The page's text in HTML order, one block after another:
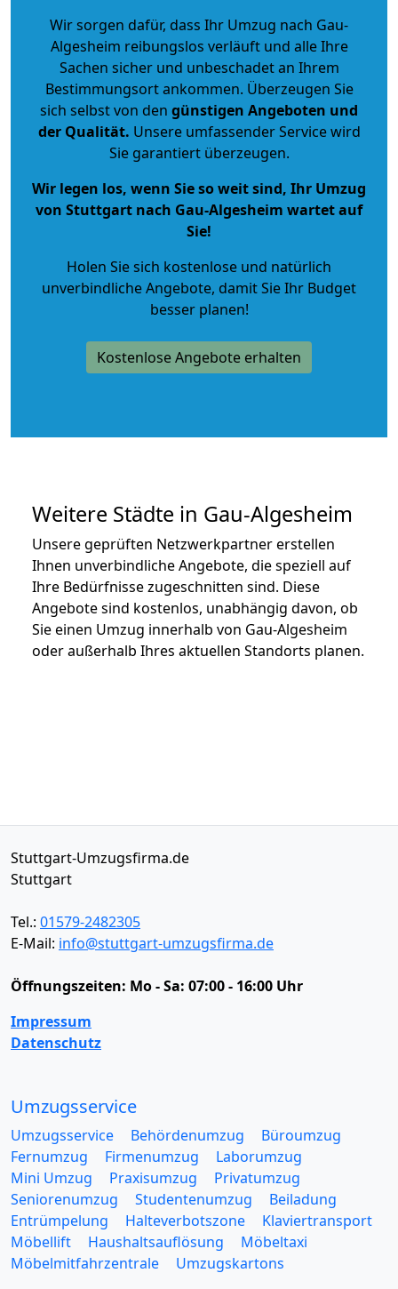
Wir sorgen dafür, dass Ihr Umzug nach Gau-
Algesheim reibungslos verläuft und alle Ihre
Sachen sicher und unbeschadet an Ihrem
Bestimmungsort ankommen. Überzeugen Sie
sich selbst von den günstigen Angeboten und
der Qualität. Unsere umfassender Service wird
Sie garantiert überzeugen.
Wir legen los, wenn Sie so weit sind, Ihr Umzug
von Stuttgart nach Gau-Algesheim wartet auf
Sie!
Holen Sie sich kostenlose und natürlich
unverbindliche Angebote, damit Sie Ihr Budget
besser planen!
Kostenlose Angebote erhalten
Weitere Städte in Gau-Algesheim
Unsere geprüften Netzwerkpartner erstellen
Ihnen unverbindliche Angebote, die speziell auf
Ihre Bedürfnisse zugeschnitten sind. Diese
Angebote sind kostenlos, unabhängig davon, ob
Sie einen Umzug innerhalb von Gau-Algesheim
oder außerhalb Ihres aktuellen Standorts planen.
Stuttgart-Umzugsfirma.de
Stuttgart
Tel.: 01579-2482305
E-Mail: info@stuttgart-umzugsfirma.de
Öffnungszeiten: Mo - Sa: 07:00 - 16:00 Uhr
Impressum
Datenschutz
Umzugsservice
Umzugsservice Behördenumzug
Büroumzug
Fernumzug
Firmenumzug
Laborumzug
Mini Umzug
Praxisumzug
Privatumzug
Seniorenumzug
Studentenumzug
Beiladung
Entrümpelung
Halteverbotszone
Klaviertransport
Möbellift
Haushaltsauflösung
Möbeltaxi
Möbelmitfahrzentrale
Umzugskartons